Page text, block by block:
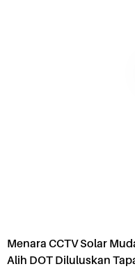
Menara CCTV Solar
Alih DOT Diluluskan